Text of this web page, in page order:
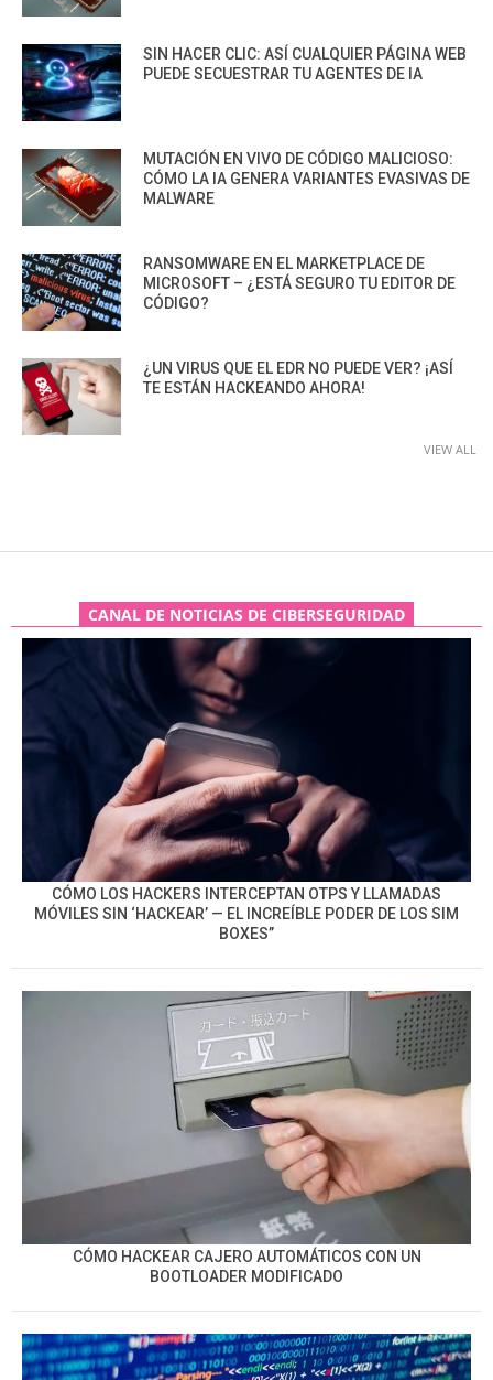
SIN HACER CLIC: ASÍ CUALQUIER PÁGINA WEB
PUEDE SECUESTRAR TU AGENTES DE IA
MUTACIÓN EN VIVO DE CÓDIGO MALICIOSO:
CÓMO LA IA GENERA VARIANTES EVASIVAS DE
MALWARE
RANSOMWARE EN EL MARKETPLACE DE
MICROSOFT – ¿ESTÁ SEGURO TU EDITOR DE
CÓDIGO?
¿UN VIRUS QUE EL EDR NO PUEDE VER? ¡ASÍ
TE ESTÁN HACKEANDO AHORA!
VIEW ALL
CANAL DE NOTICIAS DE CIBERSEGURIDAD
CÓMO LOS HACKERS INTERCEPTAN OTPS Y LLAMADAS
MÓVILES SIN ‘HACKEAR’ — EL INCREÍBLE PODER DE LOS SIM
BOXES”
CÓMO HACKEAR CAJERO AUTOMÁTICOS CON UN
BOOTLOADER MODIFICADO